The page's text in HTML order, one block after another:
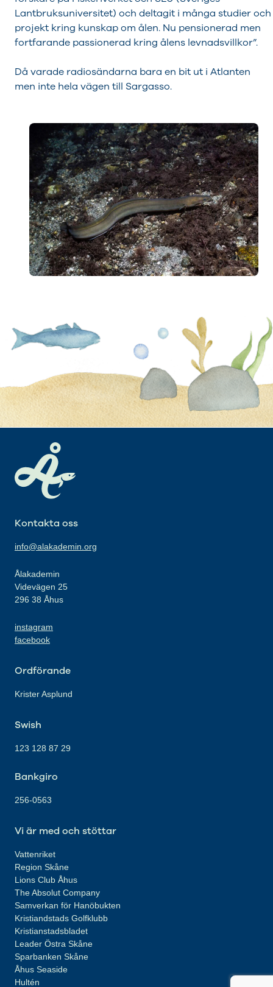
Lantbruksuniversitet) och deltagit i många studier och
projekt kring kunskap om ålen. Nu pensionerad men
fortfarande passionerad kring ålens levnadsvillkor”.
Då varade radiosändarna bara en bit ut i Atlanten
men inte hela vägen till Sargasso.
Kontakta oss
info@alakademin.org
Ålakademin
Videvägen 25
296 38 Åhus
instagram
facebook
Ordförande
Krister Asplund
Swish
123 128 87 29
Bankgiro
256-0563
Vi är med och stöttar
Vattenriket
Region Skåne
Lions Club Åhus
The Absolut Company
Samverkan för Hanöbukten
Kristiandstads Golfklubb
Kristianstadsbladet
Leader Östra Skåne
Sparbanken Skåne
Åhus Seaside
Hultén